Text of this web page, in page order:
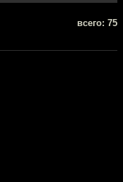
всего: 75